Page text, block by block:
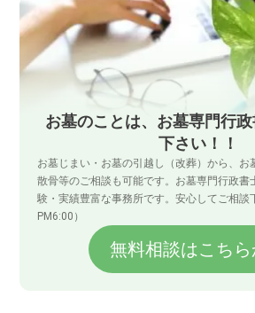
お墓のことは、お墓専門行
下さい！！
お墓じまい・お墓の引越し（改葬）から、お
散骨等のご相談も可能です。お墓専門行政書
験・実績豊富な事務所です。安心してご相談
PM6:00）
無料相談はこちら